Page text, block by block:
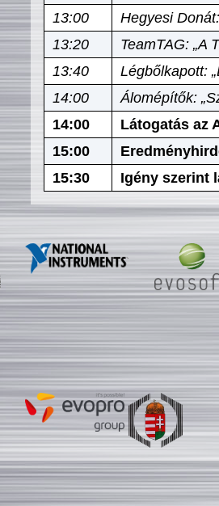
13:00
Hegyesi
13:20
TeamTAG: „A
13:40
Légbőlkapott:
14:00
Álomépítők:
14:00
Látogatás az
15:00
15:30
Igény szerint